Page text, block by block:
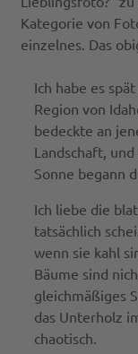
Kategorie von
einzelnes. Das
Ich habe es
Region von
bedeckte an
Landschaft,
Sonne begann
Ich liebe die
tatsächlich
wenn sie kahl
Bäume sind
gleichmäßiges
das Unterholz
chaotisch.